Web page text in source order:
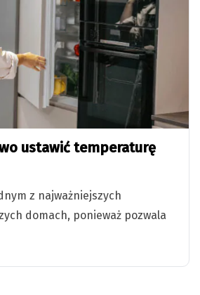
ustawić temperaturę
z najważniejszych
domach, ponieważ pozwala